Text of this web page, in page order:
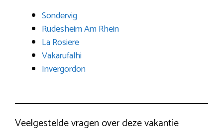
Sondervig
Rudesheim Am Rhein
La Rosiere
Vakarufalhi
Invergordon
Veelgestelde vragen over deze vakantie